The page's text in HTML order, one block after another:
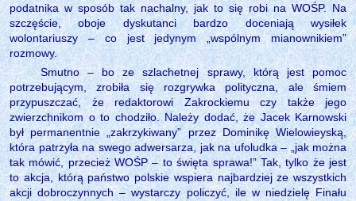
podatnika w sposób tak nachalny, jak to się robi na WOŚP. Na
szczęście, oboje dyskutanci bardzo doceniają wysiłek
wolontariuszy – co jest jedynym „wspólnym mianownikiem”
rozmowy.
Smutno – bo ze szlachetnej sprawy, którą jest pomoc
potrzebującym, zrobiła się rozgrywka polityczna, ale śmiem
przypuszczać, że redaktorowi Zakrockiemu czy także jego
zwierzchnikom o to chodziło. Należy dodać, że Jacek Karnowski
był permanentnie „zakrzykiwany” przez Dominikę Wielowieyską,
która patrzyła na swego adwersarza, jak na ufoludka – „jak można
tak mówić, przecież WOŚP – to święta sprawa!” Tak, tylko że jest
to akcja, którą państwo polskie wspiera najbardziej ze wszystkich
akcji dobroczynnych – wystarczy policzyć, ile w niedzielę Finału